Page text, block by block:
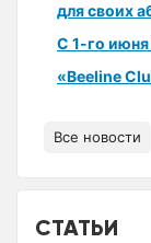
для своих
С 1-го
«Beeline
Все новости
СТАТЬИ